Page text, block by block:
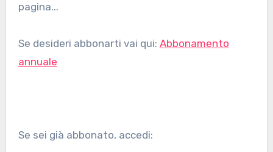
pagina...
Se desideri abbonarti vai qui: Abbonamento
annuale
Se sei già abbonato, accedi: